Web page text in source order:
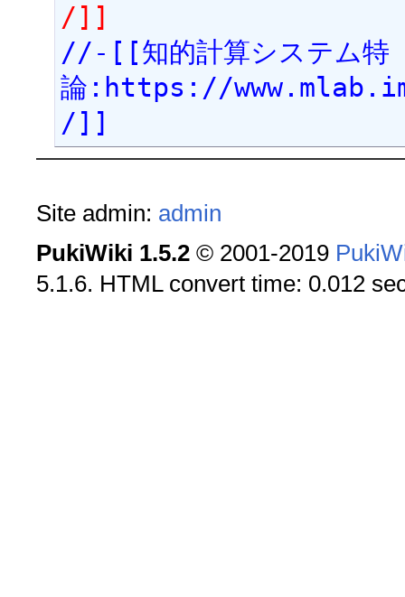
/]]
//-[[知的計算システム特
論:https://
/]]
Site admin: admin
PukiWiki 1.5.2 © 2001-2019
5.1.6. HTML convert time: 0.012